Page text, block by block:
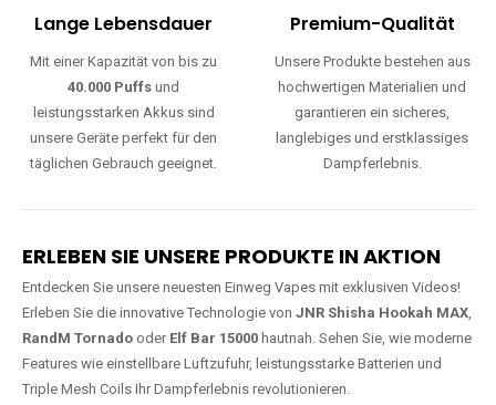
Lange Lebensdauer
Mit einer Kapazität von bis zu
40.000 Puffs und
leistungsstarken Akkus sind
unsere Geräte perfekt für den
täglichen Gebrauch geeignet.
Premium-Qualität
Unsere Produkte bestehen aus
hochwertigen Materialien und
garantieren ein sicheres,
langlebiges und erstklassiges
Dampferlebnis.
ERLEBEN SIE UNSERE PRODUKTE IN AKTION
Entdecken Sie unsere neuesten Einweg Vapes mit exklusiven Videos!
Erleben Sie die innovative Technologie von JNR Shisha Hookah MAX,
RandM Tornado oder Elf Bar 15000 hautnah. Sehen Sie, wie moderne
Features wie einstellbare Luftzufuhr, leistungsstarke Batterien und
Triple Mesh Coils Ihr Dampferlebnis revolutionieren.